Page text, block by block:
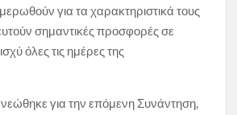
για τα χαρακτηριστικά τους
σημαντικές προσφορές σε
όλες τις ημέρες της
για την επόμενη Συνάντηση,